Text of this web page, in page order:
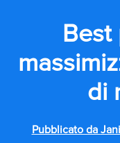
Best
di
Pubblicato da